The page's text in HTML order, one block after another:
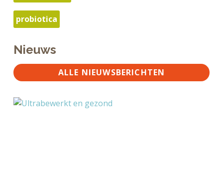
probiotica
Nieuws
ALLE NIEUWSBERICHTEN